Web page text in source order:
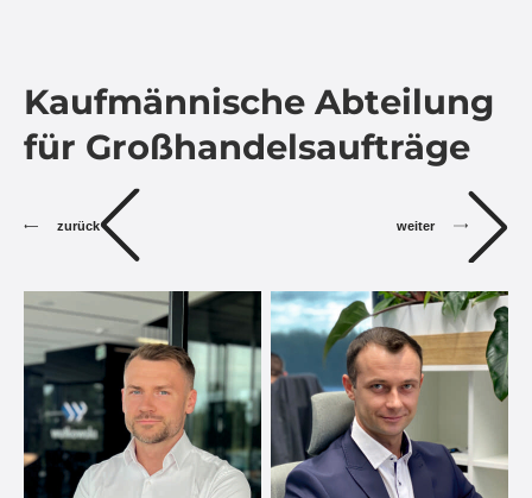
Kaufmännische Abteilung
für Großhandelsaufträge
zurück weiter